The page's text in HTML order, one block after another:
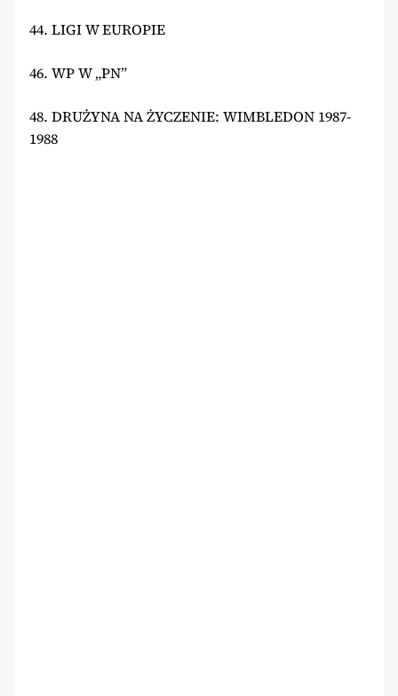
44. LIGI W EUROPIE
46. WP W „PN”
48. DRUŻYNA NA ŻYCZENIE: WIMBLEDON 1987-
1988